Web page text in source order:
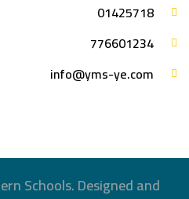
‎01425718
776601234
info@yms-ye.com
Schools. Designed and